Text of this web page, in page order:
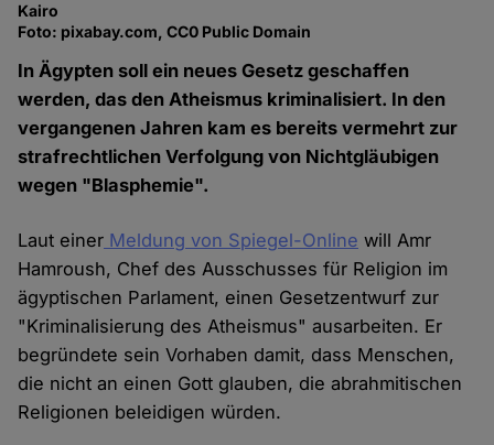
Kairo
Foto: pixabay.com, CC0 Public Domain
In Ägypten soll ein neues Gesetz geschaffen
werden, das den Atheismus kriminalisiert. In den
vergangenen Jahren kam es bereits vermehrt zur
strafrechtlichen Verfolgung von Nichtgläubigen
wegen "Blasphemie".
Laut einer Meldung von Spiegel-Online will Amr
Hamroush, Chef des Ausschusses für Religion im
ägyptischen Parlament, einen Gesetzentwurf zur
"Kriminalisierung des Atheismus" ausarbeiten. Er
begründete sein Vorhaben damit, dass Menschen,
die nicht an einen Gott glauben, die abrahmitischen
Religionen beleidigen würden.